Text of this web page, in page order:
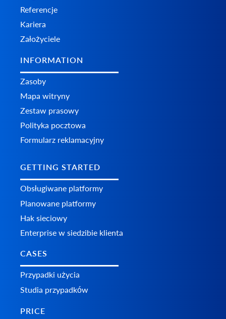
Referencje
Kariera
Założyciele
INFORMATION
Zasoby
Mapa witryny
Zestaw prasowy
Polityka pocztowa
Formularz reklamacyjny
GETTING STARTED
Obsługiwane platformy
Planowane platformy
Hak sieciowy
Enterprise w siedzibie klienta
CASES
Przypadki użycia
Studia przypadków
PRICE